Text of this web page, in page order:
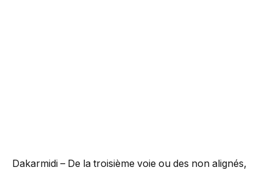
Dakarmidi – De la troisième voie ou des non alignés,